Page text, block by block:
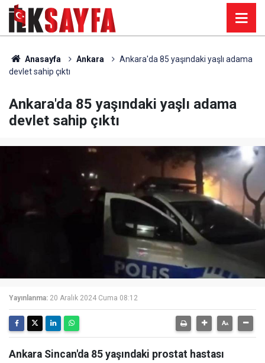
Anasayfa Ankara
Ankara'da 85 yaşındaki yaşlı adama
devlet sahip çıktı
Ankara'da 85 yaşındaki yaşlı adama
devlet sahip çıktı
Yayınlanma: 20 Aralık 2024 Cuma 08:12
Ankara Sincan'da 85 yaşındaki prostat hastası